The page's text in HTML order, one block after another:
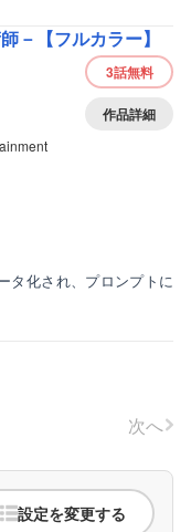
－【フルカラー】
3話無料
作品詳細
タ化され、プロンプトに
次へ
設定を変更する